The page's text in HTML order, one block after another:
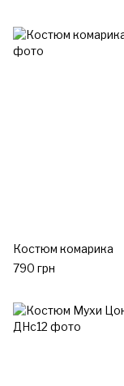
Костюм комарика
790 грн